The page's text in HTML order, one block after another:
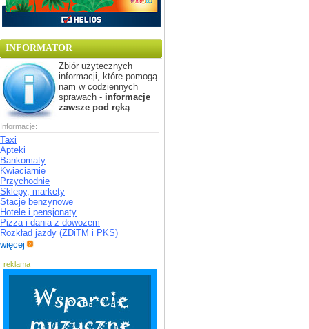
INFORMATOR
Zbiór użytecznych
informacji, które pomogą
nam w codziennych
sprawach - informacje
zawsze pod ręką.
Informacje:
Taxi
Apteki
Bankomaty
Kwiaciarnie
Przychodnie
Sklepy, markety
Stacje benzynowe
Hotele i pensjonaty
Pizza i dania z dowozem
Rozkład jazdy (ZDiTM i PKS)
więcej
reklama